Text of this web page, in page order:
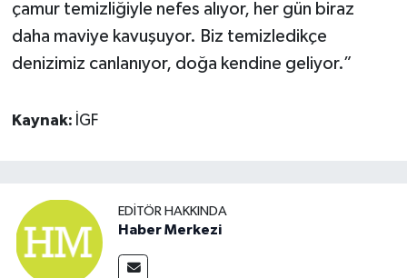
çamur temizliğiyle nefes alıyor, her gün biraz
daha maviye kavuşuyor. Biz temizledikçe
denizimiz canlanıyor, doğa kendine geliyor.”
Kaynak: İGF
EDITÖR HAKKINDA
Haber Merkezi